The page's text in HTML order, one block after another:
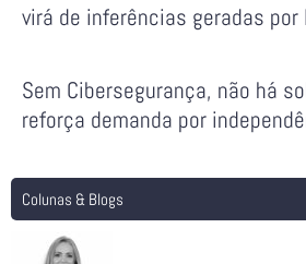
virá de inferências geradas por
Sem Cibersegurança, não há
reforça demanda por
Colunas & Blogs